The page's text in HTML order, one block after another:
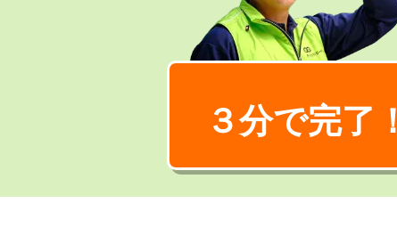
３分で完了！